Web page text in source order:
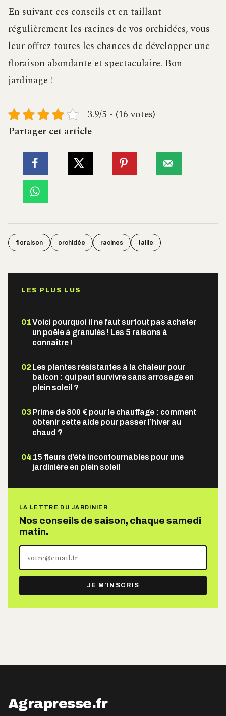
En suivant ces conseils et en taillant
régulièrement les racines de vos orchidées, vous
leur offrez toutes les chances de développer une
floraison abondante et spectaculaire. Bon
jardinage !
3.9/5 - (16 votes)
Partager cet article
floraison orchidée racines taille
LES PLUS LUS
01Voici pourquoi il ne faut surtout pas acheter
un poêle à granulés ! Les 5 raisons à
connaître !
02Les plantes résistantes à la chaleur pour
balcon : qui peut survivre sans arrosage en
plein soleil ?
03Prime de 800 € pour le chauffage : comment
obtenir cette aide pour passer l’hiver au
chaud ?
04 15 fleurs d’été incontournables pour une
jardinière en plein soleil
LA LETTRE DU JARDINIER
Nos conseils de saison, chaque samedi
matin.
adresse
e-
mail
JE M’INSCRIS
Agrapresse.fr